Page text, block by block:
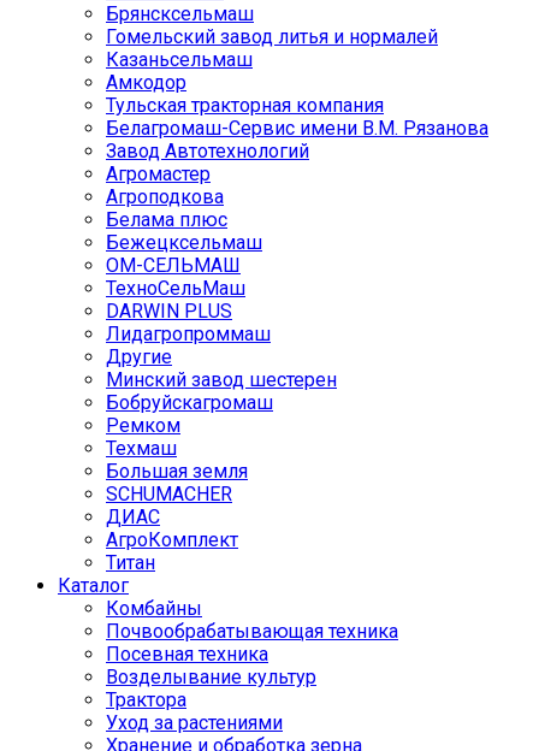
Брянсксельмаш
Гомельский завод литья и нормалей
Казаньсельмаш
Амкодор
Тульская тракторная компания
Белагромаш-Сервис имени В.М. Рязанова
Завод Автотехнологий
Агромастер
Агроподкова
Белама плюс
Бежецксельмаш
ОМ-СЕЛЬМАШ
ТехноСельМаш
DARWIN PLUS
Лидагропроммаш
Другие
Минский завод шестерен
Бобруйскагромаш
Ремком
Техмаш
Большая земля
SCHUMACHER
ДИАС
АгроКомплект
Титан
Каталог
Комбайны
Почвообрабатывающая техника
Посевная техника
Возделывание культур
Трактора
Уход за растениями
Хранение и обработка зерна